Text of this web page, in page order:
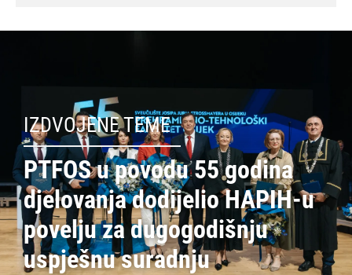
IZDVOJENE TEME
PTFOS u povodu 55 godina
djelovanja dodijelio HAPIH-u
povelju za dugogodišnju
uspješnu suradnju